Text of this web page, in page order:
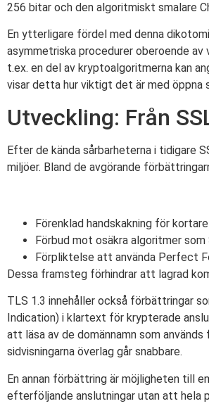
256 bitar och den algoritmiskt smalare
En ytterligare fördel med denna
asymmetriska procedurer oberoende
t.ex. en del av kryptoalgoritmerna kan
visar detta hur viktigt det är med öppna
Utveckling: Från
Efter de kända sårbarheterna i tidigare
miljöer. Bland de avgörande
Förenklad handskakning för
Förbud mot osäkra algoritmer som
Förpliktelse att använda Perfect
Dessa framsteg förhindrar att lagrad
TLS 1.3 innehåller också förbättringar
Indication) i klartext för krypterade
att läsa av de domännamn som
sidvisningarna överlag går snabbare.
En annan förbättring är möjligheten till
efterföljande anslutningar utan att hela